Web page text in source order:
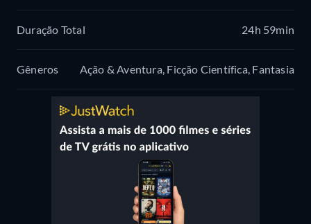
Duração Total 24h 59min
Gêneros Ação & Aventura, Ficção Científica, Fantasia